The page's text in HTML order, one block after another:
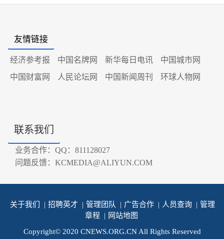
友情链接
经济参考报 中国名牌网 新华每日电讯
中国城市网
中国财富网
人民论坛网 中国新闻周刊 环球人物网
联系我们
业务合作：QQ：811128027
问题反馈：KCMEDIA@ALIYUN.COM
关于我们 | 招聘英才 | 管理团队 | 广告合作 | 人员查询 | 管理
章程 | 网站地图
Copyright© 2020 CNEWS.ORG.CN All Rights Reserved